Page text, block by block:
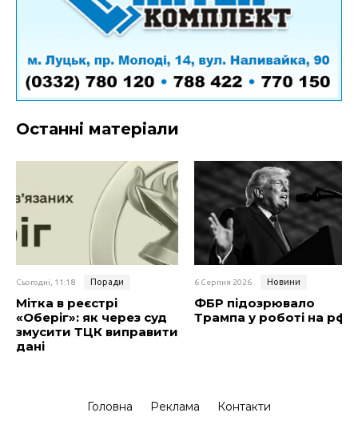
Останні матеріали
Сьогодні, 11:18 Поради
Мітка в реєстрі
«Оберіг»: як через суд
змусити ТЦК виправити
дані
6 Серпня 2026 Новини
ФБР підозрювало
Трампа у роботі на рф
Головна Реклама Контакти